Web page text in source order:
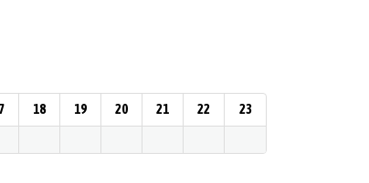
18 19 20 21 22 23